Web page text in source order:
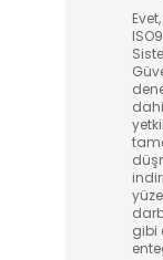
gibi